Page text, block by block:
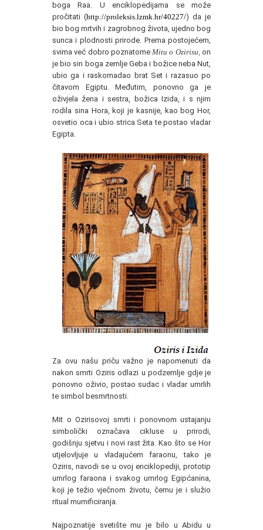
boga Raa. U enciklopedijama se može
pročitati (http://proleksis.lzmk.hr/40227/) da je
bio bog mrtvih i zagrobnog života, ujedno bog
sunca i plodnosti prirode. Prema postojećem,
svima već dobro poznatomeMitu o Ozirisu,on
je bio sin boga zemlje Geba i božice neba Nut,
ubio ga i raskomadao brat Set i razasuo po
čitavom Egiptu. Međutim, ponovno ga je
oživjela žena i sestra, božica Izida, i s njim
rodila sina Hora, koji je kasnije, kao bog Hor,
osvetio oca i ubio strica Seta te postao vladar
Egipta.
Za ovu našu priču važno je napomenuti da
nakon smrti Oziris odlazi u podzemlje gdje je
ponovno oživio, postao sudac i vladar umrlih
te simbol besmrtnosti.
Mit o Ozirisovoj smrti i ponovnom ustajanju
simbolički označava cikluse u prirodi,
godišnju sjetvu i novi rast žita. Kao što se Hor
utjelovljuje u vladajućem faraonu, tako je
Oziris, navodi se u ovoj enciklopediji, prototip
umrlog faraona i svakog umrlog Egipćanina,
koji je težio vječnom životu, čemu je i služio
ritual mumificiranja.
Najpoznatije svetište mu je bilo u Abidu u